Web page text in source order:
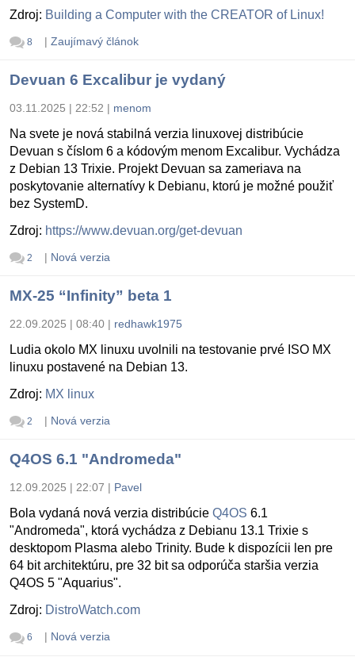
Zdroj: Building a Computer with the CREATOR of Linux!
8 | Zaujímavý článok
Devuan 6 Excalibur je vydaný
03.11.2025 | 22:52 | menom
Na svete je nová stabilná verzia linuxovej distribúcie
Devuan s číslom 6 a kódovým menom Excalibur. Vychádza
z Debian 13 Trixie. Projekt Devuan sa zameriava na
poskytovanie alternatívy k Debianu, ktorú je možné použiť
bez SystemD.
Zdroj: https://www.devuan.org/get-devuan
2 | Nová verzia
MX-25 “Infinity” beta 1
22.09.2025 | 08:40 | redhawk1975
Ludia okolo MX linuxu uvolnili na testovanie prvé ISO MX
linuxu postavené na Debian 13.
Zdroj: MX linux
2 | Nová verzia
Q4OS 6.1 "Andromeda"
12.09.2025 | 22:07 | Pavel
Bola vydaná nová verzia distribúcie Q4OS 6.1
"Andromeda", ktorá vychádza z Debianu 13.1 Trixie s
desktopom Plasma alebo Trinity. Bude k dispozícii len pre
64 bit architektúru, pre 32 bit sa odporúča staršia verzia
Q4OS 5 "Aquarius".
Zdroj: DistroWatch.com
6 | Nová verzia